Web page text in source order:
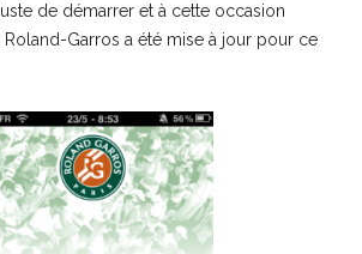
de démarrer et à cette occasion
Roland-Garros a été mise à jour pour ce